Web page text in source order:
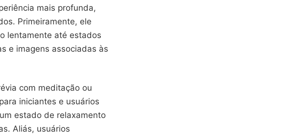
mais profunda,
Primeiramente, ele
lentamente até estados
e imagens associadas às
com meditação ou
iniciantes e usuários
estado de relaxamento
Aliás, usuários